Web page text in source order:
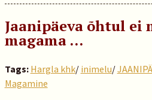
Jaanipäeva õhtul ei
magama …
Tags: Hargla khk/ inimelu/
Magamine